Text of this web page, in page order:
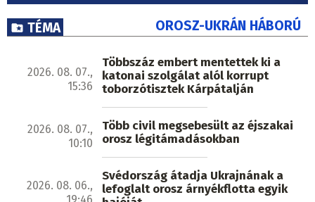
15:36
katonai szolgálat alól korrupt
toborzótisztek Kárpátalján
10:10
Több civil megsebesült az éjszakai
orosz légitámadásokban
19:46
Svédország átadja Ukrajnának a
lefoglalt orosz árnyékflotta egyik
hajóját